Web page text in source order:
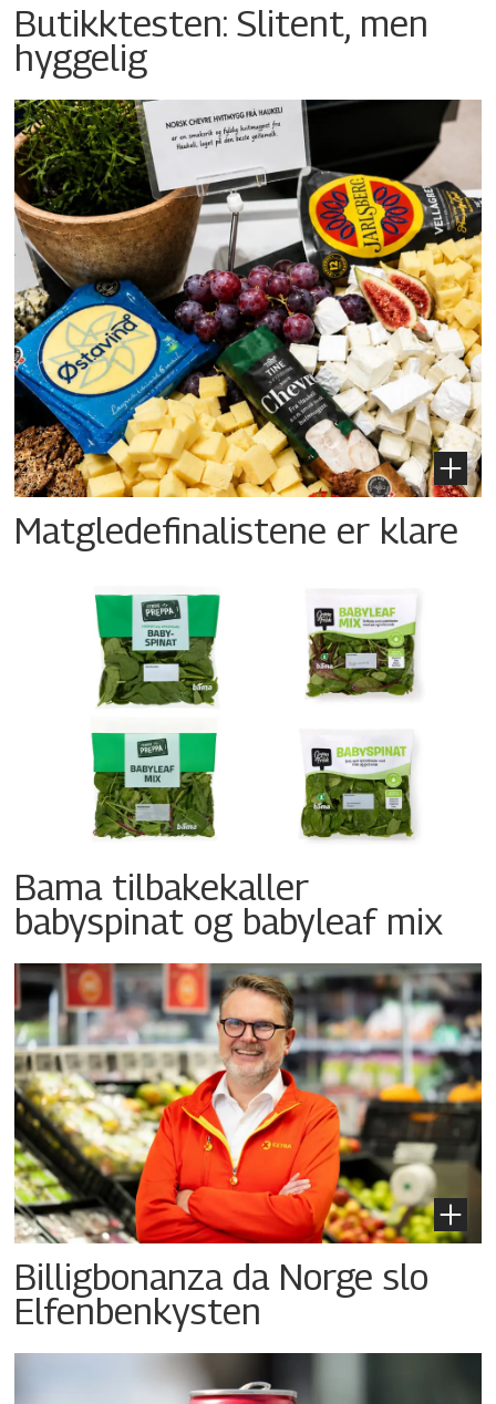
Butikktesten: Slitent, men
hyggelig
Matgledefinalistene er klare
Bama tilbakekaller
babyspinat og babyleaf mix
Billigbonanza da Norge slo
Elfenbenkysten